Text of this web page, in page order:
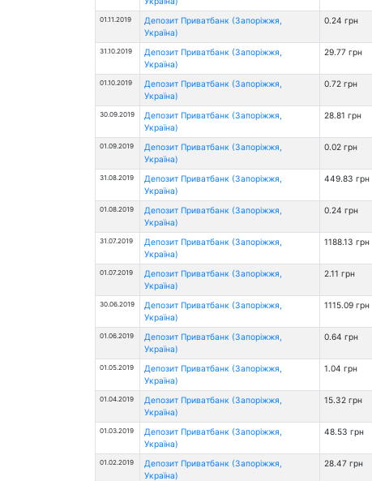
01.11.2019
Депозит Приватбанк (Запоріжжя,
Україна)
0.24 грн
31.10.2019
Депозит Приватбанк (Запоріжжя,
Україна)
29.77 грн
01.10.2019
Депозит Приватбанк (Запоріжжя,
Україна)
0.72 грн
30.09.2019
Депозит Приватбанк (Запоріжжя,
Україна)
28.81 грн
01.09.2019
Депозит Приватбанк (Запоріжжя,
Україна)
0.02 грн
31.08.2019
Депозит Приватбанк (Запоріжжя,
Україна)
449.83 грн
01.08.2019
Депозит Приватбанк (Запоріжжя,
Україна)
0.24 грн
31.07.2019
Депозит Приватбанк (Запоріжжя,
Україна)
1188.13 грн
01.07.2019
Депозит Приватбанк (Запоріжжя,
Україна)
2.11 грн
30.06.2019
Депозит Приватбанк (Запоріжжя,
Україна)
1115.09 грн
01.06.2019
Депозит Приватбанк (Запоріжжя,
Україна)
0.64 грн
01.05.2019
Депозит Приватбанк (Запоріжжя,
Україна)
1.04 грн
01.04.2019
Депозит Приватбанк (Запоріжжя,
Україна)
15.32 грн
01.03.2019
Депозит Приватбанк (Запоріжжя,
Україна)
48.53 грн
01.02.2019
Депозит Приватбанк (Запоріжжя,
Україна)
28.47 грн